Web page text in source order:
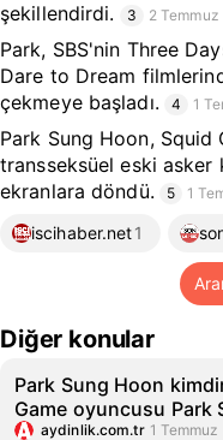
şekillendirdi.
3 2 Temmuz
Park, SBS'nin Three
Dare to Dream
çekmeye başladı.
4 1
Park Sung Hoon, Squid
transseksüel eski
ekranlara döndü.
5 1
iscihaber.net1
Diğer konular
Park Sung Hoon
Game oyuncusu Park
aydinlik.com.tr 1 Temmuz